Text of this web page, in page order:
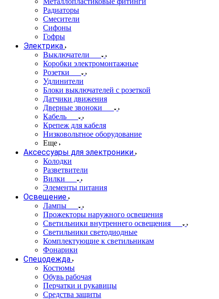
Радиаторы
Смесители
Сифоны
Гофры
Электрика
Выключатели
Коробки электромонтажные
Розетки
Удлинители
Блоки выключателей с розеткой
Датчики движения
Дверные звоноки
Кабель
Крепеж для кабеля
Низковольтное оборудование
Еще
Аксессуары для электроники
Колодки
Разветвители
Вилки
Элементы питания
Освещение
Лампы
Прожекторы наружного освещения
Светильники внутреннего освещения
Светильники светодиодные
Комплектующие к светильникам
Фонарики
Спецодежда
Костюмы
Обувь рабочая
Перчатки и рукавицы
Средства защиты